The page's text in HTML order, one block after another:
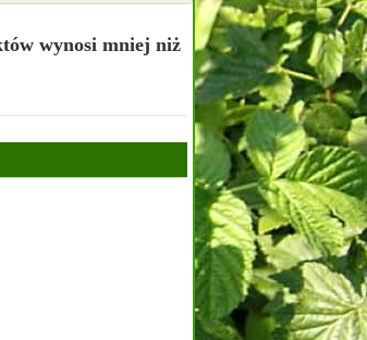
wynosi mniej niż